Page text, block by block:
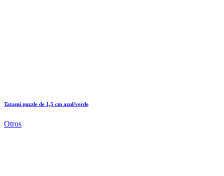
Tatami puzzle de 1,5 cm azul/verde
Otros